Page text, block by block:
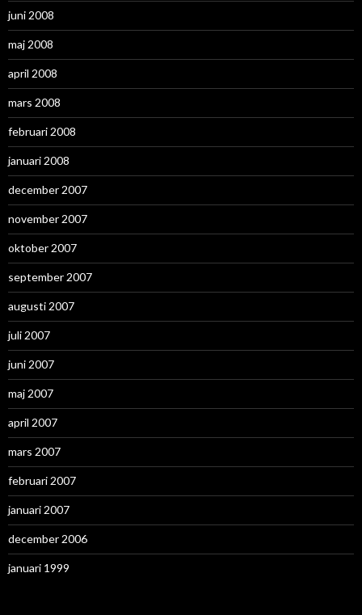
juni 2008
maj 2008
april 2008
mars 2008
februari 2008
januari 2008
december 2007
november 2007
oktober 2007
september 2007
augusti 2007
juli 2007
juni 2007
maj 2007
april 2007
mars 2007
februari 2007
januari 2007
december 2006
januari 1999